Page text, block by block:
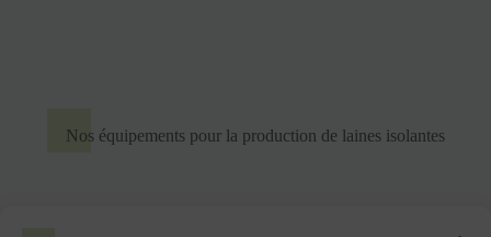
Nos équipements pour la production de laines isolantes